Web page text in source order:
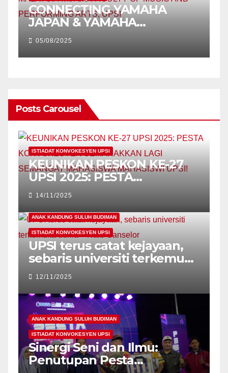
CONNECTING YAMAHA
JAPAN & YAMAHA
MALAYSIA with the FACULTY
OF MUSIC AND
PERFORMING ARTS, UPSI
05/08/2025
Posts Carousel
ISTIADAT KONVOKESYEN UPSI
KEUNIKAN PESKON KE-27
UPSI 2025: PESTA
KONVOKESYEN
SEMARAKKAN LAGI
SEMANGAT MAHASISWA
MAHASISWI UPSI!
14/11/2025
ANAK KANDUNG SULUH BUDIMAN
ISTIADAT KONVOKESYEN UPSI
UPSI terus catat kejayaan,
sebaris universiti terkemuka
dunia – Naib Canselor
12/11/2025
ANAK KANDUNG SULUH BUDIMAN
ISTIADAT KONVOKESYEN UPSI
Sinergi Seni dan Ilmu:
Penutupan Pesta